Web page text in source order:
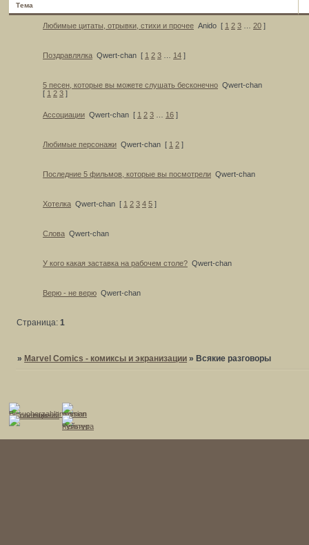
Тема
Любимые цитаты, отрывки, стихи и прочее Anido [ 1 2 3 20 ]
Поздравлялка Qwert-chan [ 1 2 3 14 ]
5 песен, которые вы можете слушать бесконечно Qwert-chan
[ 1 2 3 ]
Ассоциации Qwert-chan [ 1 2 3 16 ]
Любимые персонажи Qwert-chan [ 1 2 ]
Последние 5 фильмов, которые вы посмотрели Qwert-chan
Хотелка Qwert-chan [ 1 2 3 4 5 ]
Слова Qwert-chan
У кого какая заставка на рабочем столе? Qwert-chan
Верю - не верю Qwert-chan
Страница: 1
» Marvel Comics - комиксы и экранизации » Всякие разговоры